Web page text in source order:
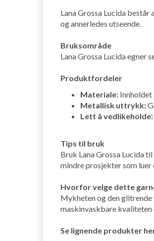
Lana Grossa Lucida
og annerledes utseende.
Bruksområde
Lana Grossa Lucida egner
Produktfordeler
Materiale: Innholdet
Metallisk uttrykk:
Lett å vedlikeholde:
Tips til bruk
Bruk Lana Grossa Lucida
mindre prosjekter som luer
Hvorfor velge dette
Mykheten og den
maskinvaskbare kvaliteten
Se lignende produkter